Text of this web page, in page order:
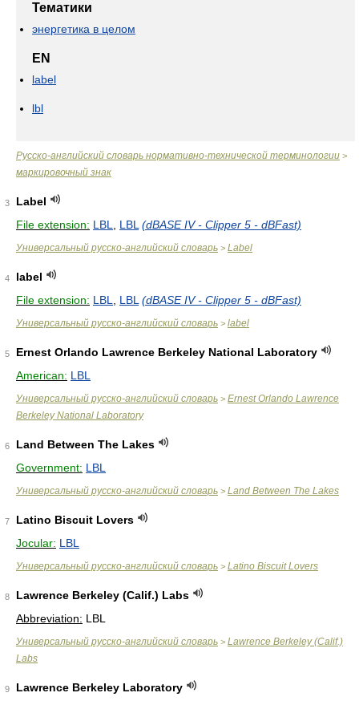
Тематики
энергетика в целом
EN
label
lbl
Русско-английский словарь нормативно-технической терминологии >
маркировочный знак
3
Label
File extension: LBL LBL (dBASE IV - Clipper 5 - dBFast)
Универсальный русско-английский словарь > Label
4
label
File extension: LBL LBL (dBASE IV - Clipper 5 - dBFast)
Универсальный русско-английский словарь > label
5
Ernest Orlando Lawrence Berkeley National Laboratory
American: LBL
Универсальный русско-английский словарь > Ernest Orlando Lawrence
Berkeley National Laboratory
6
Land Between The Lakes
Government: LBL
Универсальный русско-английский словарь > Land Between The Lakes
7
Latino Biscuit Lovers
Jocular: LBL
Универсальный русско-английский словарь > Latino Biscuit Lovers
8
Lawrence Berkeley (Calif.) Labs
Abbreviation: LBL
Универсальный русско-английский словарь > Lawrence Berkeley (Calif.)
Labs
9
Lawrence Berkeley Laboratory